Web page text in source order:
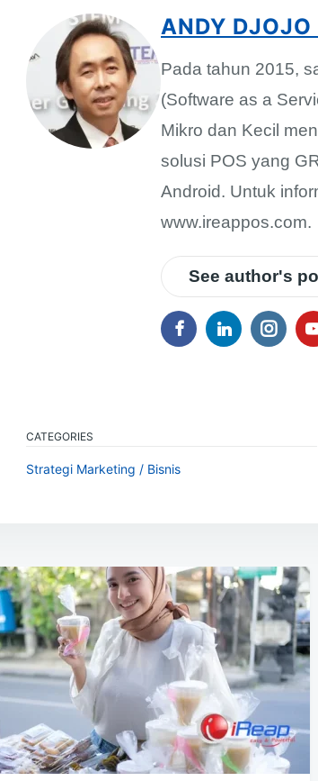
ANDY
Pada tahun 2015,
(Software as a
Mikro dan Kecil
solusi POS yang
Android. Untuk
www.ireappos.com.
See author's
CATEGORIES
Strategi Marketing / Bisnis